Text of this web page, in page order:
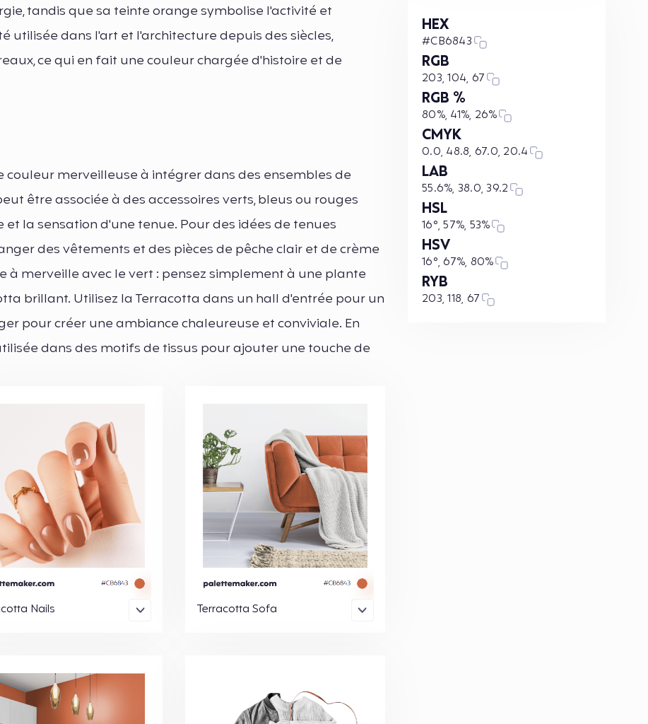
tandis que sa teinte orange symbolise l'activité et
utilisée dans l'art et l'architecture depuis des siècles,
ce qui en fait une couleur chargée d'histoire et de
merveilleuse à intégrer dans des ensembles de
être associée à des accessoires verts, bleus ou rouges
la sensation d'une tenue. Pour des idées de tenues
des vêtements et des pièces de pêche clair et de crème
à merveille avec le vert : pensez simplement à une plante
brillant. Utilisez la Terracotta dans un hall d'entrée pour un
pour créer une ambiance chaleureuse et conviviale. En
dans des motifs de tissus pour ajouter une touche de
Nails Terracotta Sofa
HEX
#CB6843
RGB
203, 104, 67
RGB %
80%, 41%, 26%
CMYK
0.0, 48.8, 67.0, 20.4
LAB
55.6%, 38.0, 39.2
HSL
16°, 57%, 53%
HSV
16°, 67%, 80%
RYB
203, 118, 67